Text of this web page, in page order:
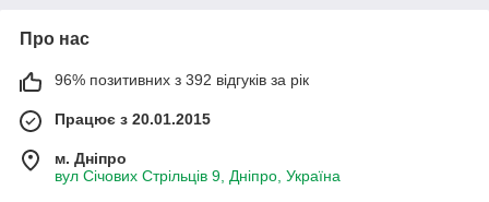
Про нас
96% позитивних з 392 відгуків за рік
Працює з 20.01.2015
м. Дніпро
вул Січових Стрільців 9, Дніпро, Україна